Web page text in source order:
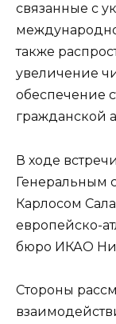
связанные с
также
увеличение
обеспечение
гражданской
В ходе
Генеральным
Карлосом
европейско-
бюро ИКАО
Стороны